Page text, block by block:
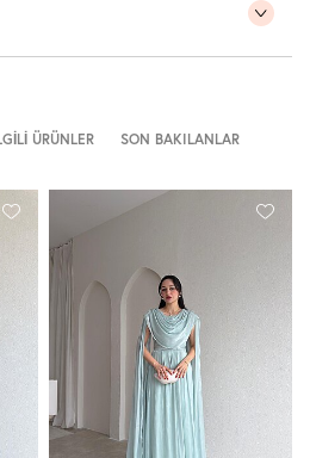
ÜRÜNLER SON BAKILANLAR